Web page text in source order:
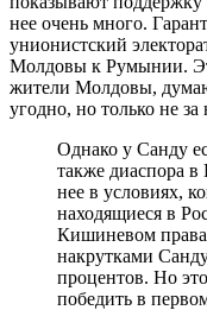
нее очень много.
унионистский
Молдовы к Румынии.
жители Молдовы,
угодно, но только не за
Однако у Санду
также диаспора в
нее в условиях,
находящиеся в
Кишиневом
накрутками
процентов. Но
победить в